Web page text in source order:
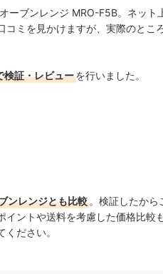
ーブンレンジ MRO-F5B。ネット
ミを見かけますが、実際のとこ
検証・レビューを行いました。
ンレンジとも比較 。検証したか
ントや送料を考慮した価格比較
ださい。